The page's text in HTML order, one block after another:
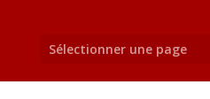
Sélectionner une page